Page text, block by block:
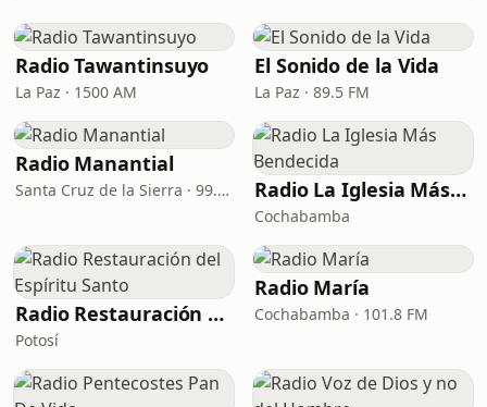
Radio Tawantinsuyo
La Paz · 1500 AM
El Sonido de la Vida
La Paz · 89.5 FM
Radio Manantial
Santa Cruz de la Sierra · 99.7 FM Radio La Iglesia Más Bendecida
Cochabamba
Radio Restauración del Espíritu Santo
Potosí
Radio María
Cochabamba · 101.8 FM